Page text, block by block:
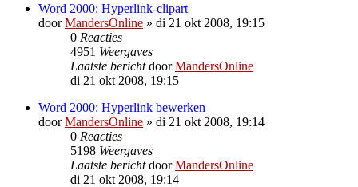
Word 2000: Hyperlink-clipart
doorMandersOnline » di 21 okt 2008, 19:15
0 Reacties
4951 Weergaves
Laatste berichtdoorMandersOnline
di 21 okt 2008, 19:15
Word 2000: Hyperlink bewerken
doorMandersOnline » di 21 okt 2008, 19:14
0 Reacties
5198 Weergaves
Laatste berichtdoorMandersOnline
di 21 okt 2008, 19:14